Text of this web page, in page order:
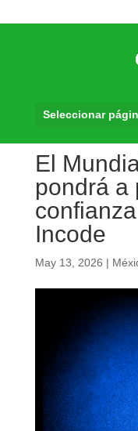
Seleccionar
El
pondrá a
Incode
May 13, 2026 |